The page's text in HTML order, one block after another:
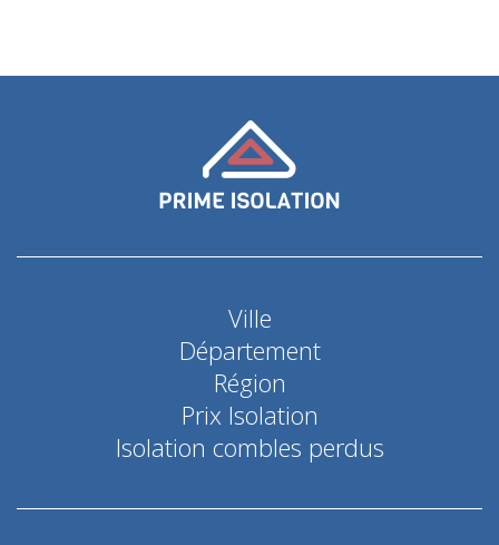
Ville
Département
Région
Prix Isolation
Isolation combles perdus